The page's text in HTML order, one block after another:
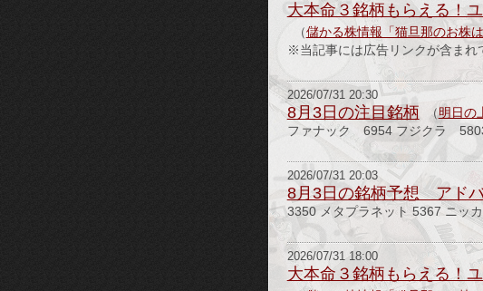
大本命３銘柄もらえる！
（儲かる株情報「猫旦那のお株は
※当記事には広告リンクが含ま
2026/07/31 20:30
8月3日の注目銘柄 （明日の
ファナック 6954 フジクラ
2026/07/31 20:03
8月3日の銘柄予想 アドバ
3350 メタプラネット 5367 ニッ
2026/07/31 18:00
大本命３銘柄もらえる！